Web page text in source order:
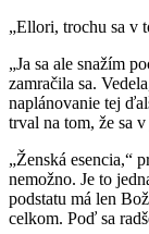
„Ellori, trochu sa v
„Ja sa ale snažím
zamračila sa.
naplánovanie tej
trval na tom, že sa
„Ženská esencia,“
nemožno. Je to
podstatu má len
celkom. Poď sa